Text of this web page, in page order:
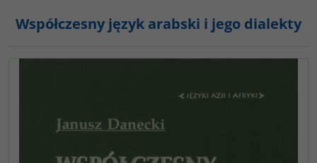
Współczesny język arabski i jego dialekty